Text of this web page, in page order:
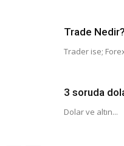
Trade Nedir?
Trader ise;
3 soruda
Dolar ve altın...